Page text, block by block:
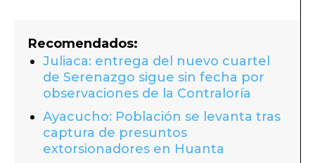
Recomendados:
Juliaca: entrega del nuevo cuartel
de Serenazgo sigue sin fecha por
observaciones de la Contraloría
Ayacucho: Población se levanta tras
captura de presuntos
extorsionadores en Huanta